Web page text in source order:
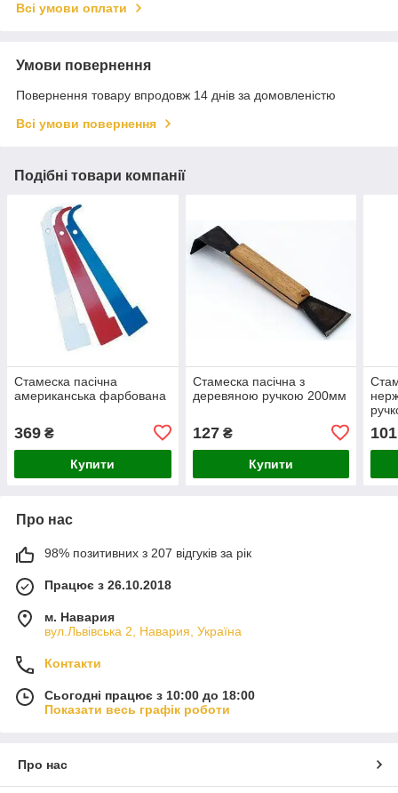
Всі умови оплати
Умови повернення
Повернення товару впродовж 14 днів за домовленістю
Всі умови повернення
Подібні товари компанії
Стамеска пасічна
американська фарбована
369 ₴
Купити
Стамеска пасічна з
деревяною ручкою 200мм
127₴
Купити
101
Про нас
98% позитивних з 207 відгуків за рік
Працює з 26.10.2018
м. Навария
вул.Львівська 2, Навария, Україна
Контакти
Сьогодні працює з 10:00 до 18:00
Показати весь графік роботи
Про нас